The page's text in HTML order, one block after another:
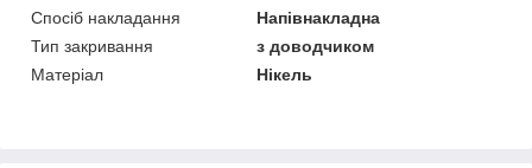
Спосіб накладання
Напівнакладна
Тип закривання
з доводчиком
Матеріал
Нікель